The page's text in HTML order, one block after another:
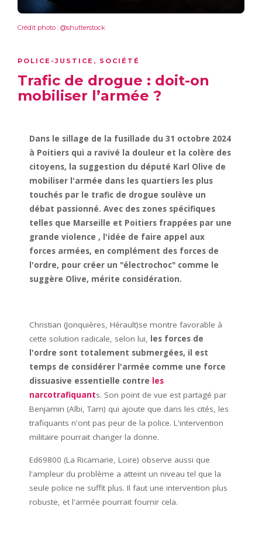
Crédit photo : @shutterstock
POLICE-JUSTICE , SOCIÉTÉ
Trafic de drogue : doit-on
mobiliser l’armée ?
Dans le sillage de la fusillade du 31 octobre 2024
à Poitiers qui a ravivé la douleur et la colère des
citoyens, la suggestion du député Karl Olive de
mobiliser l'armée dans les quartiers les plus
touchés par le trafic de drogue soulève un
débat passionné. Avec des zones spécifiques
telles que Marseille et Poitiers frappées par une
grande violence , l'idée de faire appel aux
forces armées, en complément des forces de
l'ordre, pour créer un "électrochoc" comme le
suggère Olive, mérite considération.
Christian (Jonquières, Hérault)se montre favorable à
cette solution radicale, selon lui, les forces de
l'ordre sont totalement submergées, il est
temps de considérer l'armée comme une force
dissuasive essentielle contre les
narcotrafiquants. Son point de vue est partagé par
Benjamin (Albi, Tarn) qui ajoute que dans les cités, les
trafiquants n'ont pas peur de la police. L'intervention
militaire pourrait changer la donne.
Ed69800 (La Ricamarie, Loire) observe aussi que
l'ampleur du problème a atteint un niveau tel que la
seule police ne suffit plus. Il faut une intervention plus
robuste, et l'armée pourrait fournir cela.